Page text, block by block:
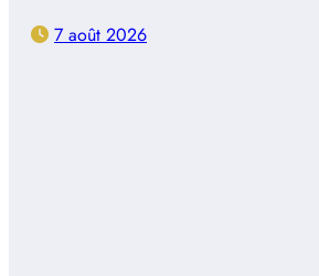
7 août 2026